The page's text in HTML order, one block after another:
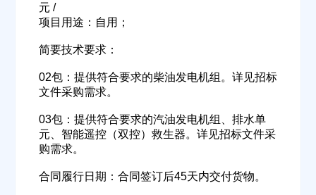
元 /
项目用途：自用；
简要技术要求：
02包：提供符合要求的柴油发电机组。详见招标
文件采购需求。
03包：提供符合要求的汽油发电机组、排水单
元、智能遥控（双控）救生器。详见招标文件采
购需求。
合同履行日期：合同签订后45天内交付货物。